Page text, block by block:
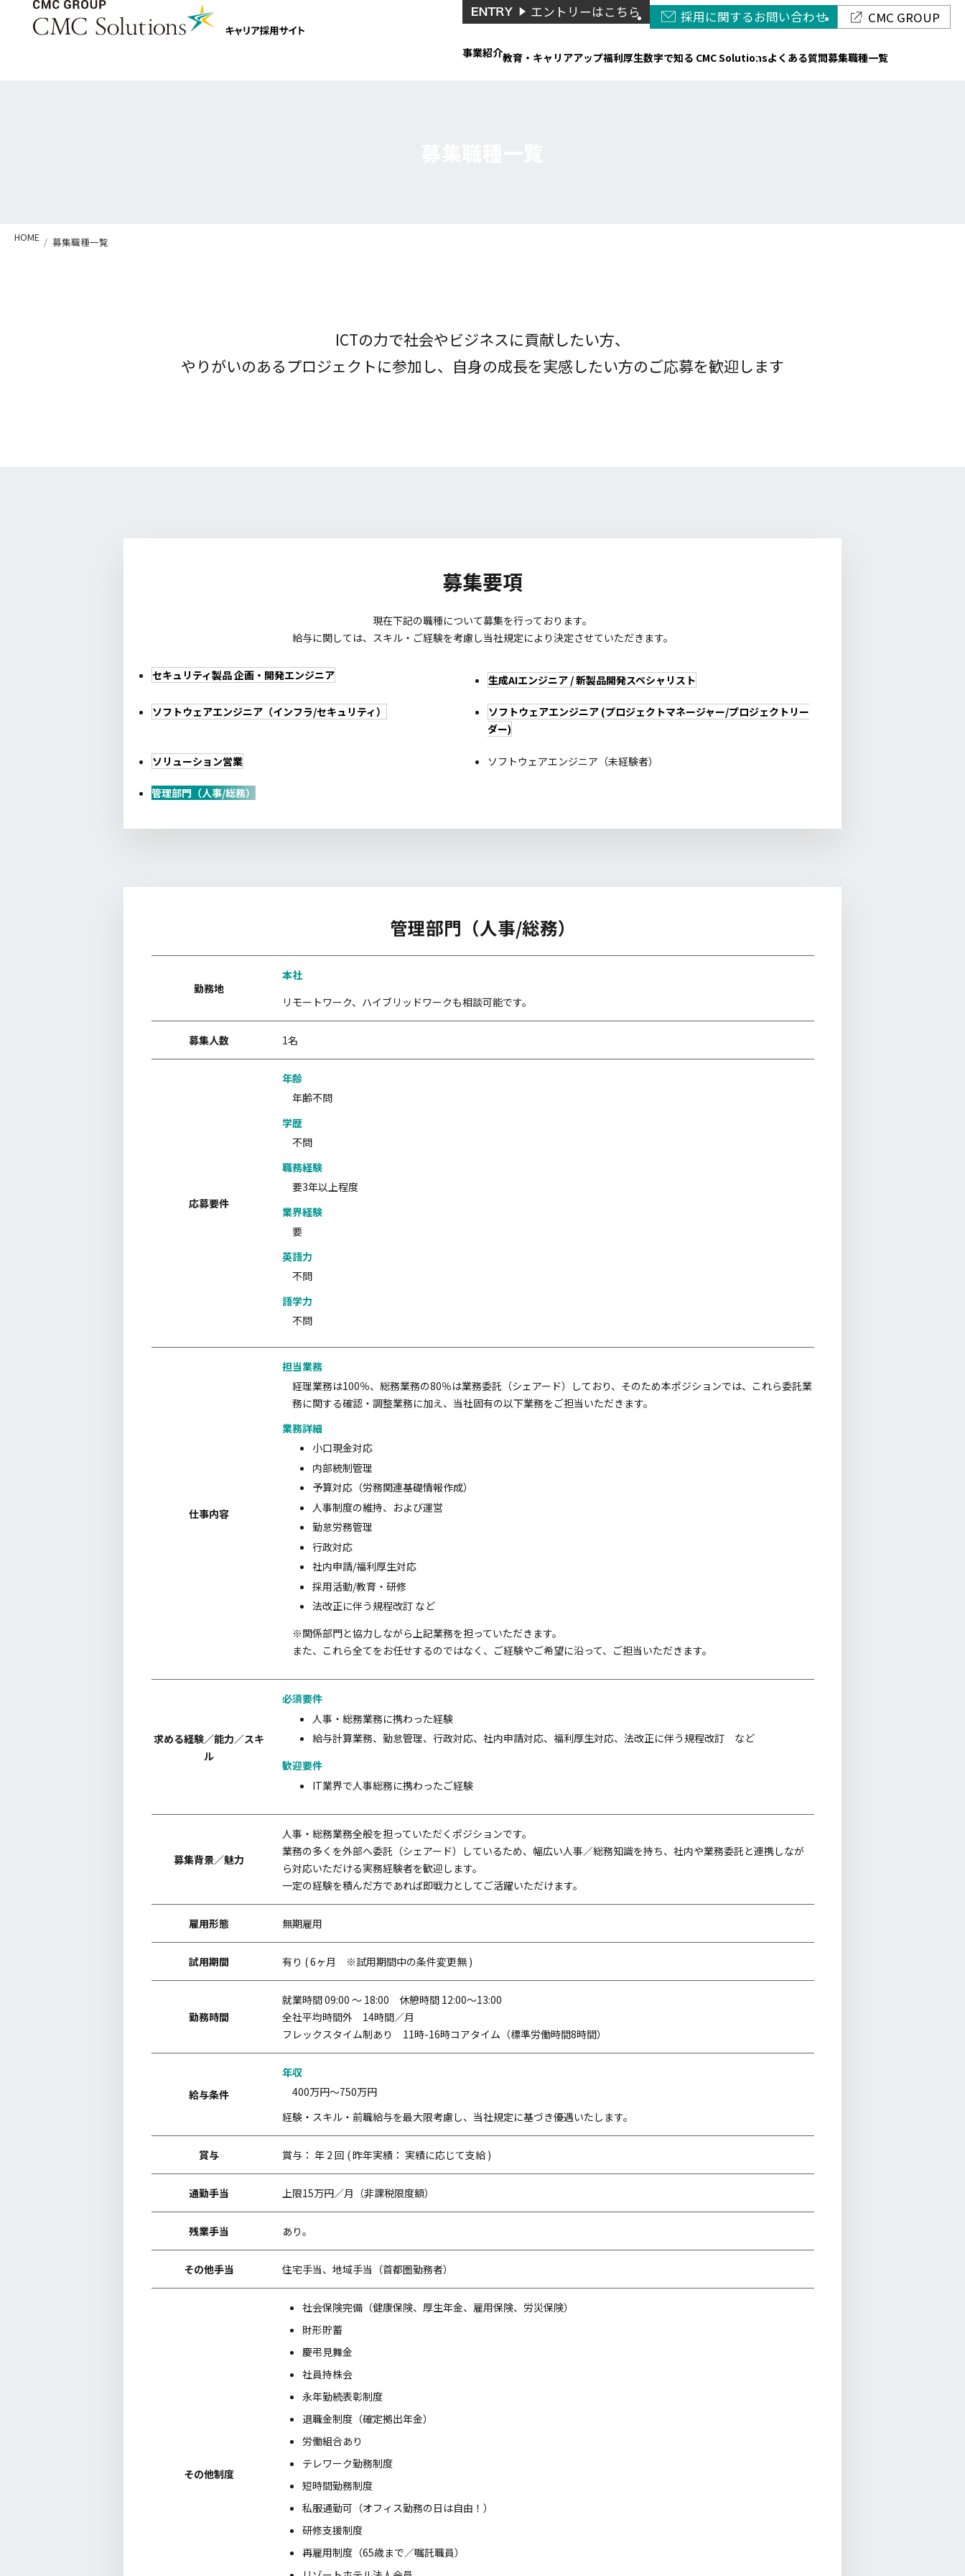
エントリーはこちら 採用に関するお問い合わせ CMC GROUP
事業紹介教育・キャリアアップ福利厚生数字で知る CMC Solutionsよくある質問募集職種一覧
HOME 募集職種一覧
ICTの力で社会やビジネスに貢献したい方、
やりがいのあるプロジェクトに参加し、 自身の成長を実感したい方のご応募を歓迎します
募集要項
現在下記の職種について募集を行っております。
給与に関しては、スキル・ご経験を考慮し当社規定により決定させていただきます。
セキュリティ製品 企画・開発エンジニア 生成AIエンジニア / 新製品開発スペシャリスト
ソフトウェアエンジニア（インフラ/セキュリティ）
ソフトウェアエンジニア (プロジェクトマネージャー/プロジェクトリー
ダー)
ソリューション営業 ソフトウェアエンジニア（未経験者）
管理部門（人事/総務）
管理部門（人事/総務）
勤務地
本社
リモートワーク、ハイブリッドワークも相談可能です。
募集人数 1名
応募要件
年齢
年齢不問
学歴
不問
職務経験
要3年以上程度
業界経験
要
英語力
不問
語学力
不問
仕事内容
担当業務
経理業務は100％、総務業務の80％は業務委託（シェアード）しており、そのため本ポジションでは、これら委託業
務に関する確認・調整業務に加え、当社固有の以下業務をご担当いただきます。
業務詳細
小口現金対応
内部統制管理
予算対応（労務関連基礎情報作成）
人事制度の維持、および運営
勤怠労務管理
行政対応
社内申請/福利厚生対応
採用活動/教育・研修
法改正に伴う規程改訂 など
※関係部門と協力しながら上記業務を担っていただきます。
また、これら全てをお任せするのではなく、ご経験やご希望に沿って、ご担当いただきます。
求める経験／能力／スキ
ル
必須要件
人事・総務業務に携わった経験
給与計算業務、勤怠管理、行政対応、社内申請対応、福利厚生対応、法改正に伴う規程改訂 など
歓迎要件
IT業界で人事総務に携わったご経験
募集背景／魅力
人事・総務業務全般を担っていただくポジションです。
業務の多くを外部へ委託（シェアード）しているため、幅広い人事／総務知識を持ち、社内や業務委託と連携しなが
ら対応いただける実務経験者を歓迎します。
一定の経験を積んだ方であれば即戦力としてご活躍いただけます。
雇用形態 無期雇用
試用期間 有り ( 6ヶ月 ※試用期間中の条件変更無 )
勤務時間
就業時間 09:00 ～ 18:00 休憩時間 12:00～13:00
全社平均時間外 14時間／月
フレックスタイム制あり 11時-16時コアタイム（標準労働時間8時間）
給与条件
年収
400万円～750万円
経験・スキル・前職給与を最大限考慮し、当社規定に基づき優遇いたします。
賞与 賞与： 年 2 回 ( 昨年実績： 実績に応じて支給 )
通勤手当 上限15万円／月（非課税限度額）
残業手当 あり。
その他手当 住宅手当、地域手当（首都圏勤務者）
その他制度
社会保険完備（健康保険、厚生年金、雇用保険、労災保険）
財形貯蓄
慶弔見舞金
社員持株会
永年勤続表彰制度
退職金制度（確定拠出年金）
労働組合あり
テレワーク勤務制度
短時間勤務制度
私服通勤可（オフィス勤務の日は自由！）
研修支援制度
再雇用制度（65歳まで／嘱託職員）